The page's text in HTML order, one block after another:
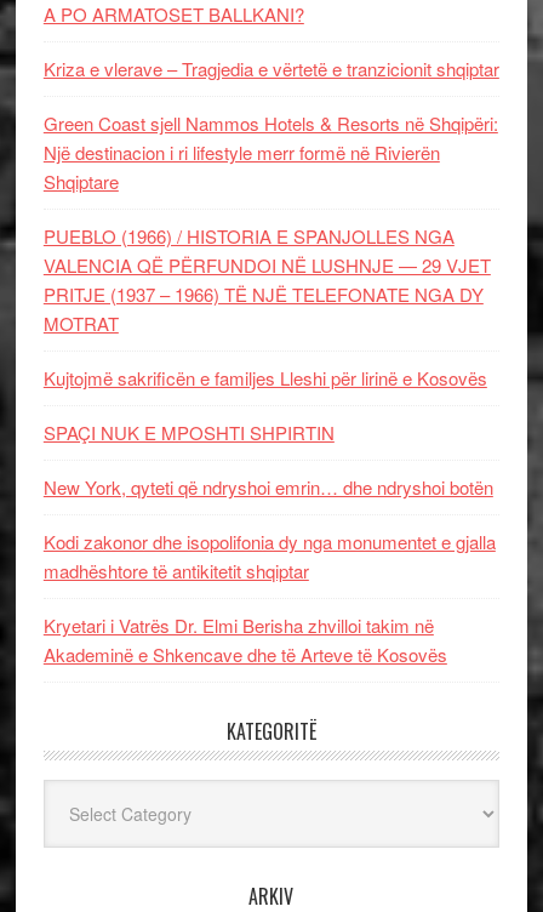
A PO ARMATOSET BALLKANI?
Kriza e vlerave – Tragjedia e vërtetë e tranzicionit shqiptar
Green Coast sjell Nammos Hotels & Resorts në Shqipëri:
Një destinacion i ri lifestyle merr formë në Rivierën
Shqiptare
PUEBLO (1966) / HISTORIA E SPANJOLLES NGA
VALENCIA QË PËRFUNDOI NË LUSHNJE — 29 VJET
PRITJE (1937 – 1966) TË NJË TELEFONATE NGA DY
MOTRAT
Kujtojmë sakrificën e familjes Lleshi për lirinë e Kosovës
SPAÇI NUK E MPOSHTI SHPIRTIN
New York, qyteti që ndryshoi emrin… dhe ndryshoi botën
Kodi zakonor dhe isopolifonia dy nga monumentet e gjalla
madhështore të antikitetit shqiptar
Kryetari i Vatrës Dr. Elmi Berisha zhvilloi takim në
Akademinë e Shkencave dhe të Arteve të Kosovës
KATEGORITË
ARKIV